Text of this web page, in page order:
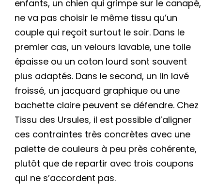
enfants, un chien qui grimpe sur le canapé,
ne va pas choisir le même tissu qu’un
couple qui reçoit surtout le soir. Dans le
premier cas, un velours lavable, une toile
épaisse ou un coton lourd sont souvent
plus adaptés. Dans le second, un lin lavé
froissé, un jacquard graphique ou une
bachette claire peuvent se défendre. Chez
Tissu des Ursules, il est possible d’aligner
ces contraintes très concrètes avec une
palette de couleurs à peu près cohérente,
plutôt que de repartir avec trois coupons
qui ne s’accordent pas.